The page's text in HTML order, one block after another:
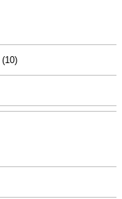
(10)